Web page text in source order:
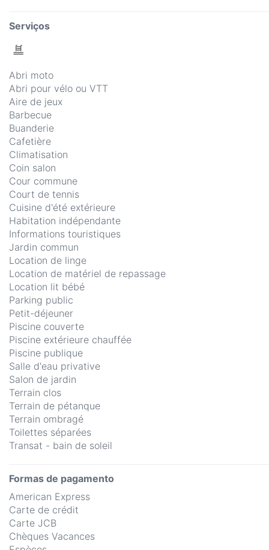
Serviços
Abri moto
Abri pour vélo ou VTT
Aire de jeux
Barbecue
Buanderie
Cafetière
Climatisation
Coin salon
Cour commune
Court de tennis
Cuisine d'été extérieure
Habitation indépendante
Informations touristiques
Jardin commun
Location de linge
Location de matériel de repassage
Location lit bébé
Parking public
Petit-déjeuner
Piscine couverte
Piscine extérieure chauffée
Piscine publique
Salle d'eau privative
Salon de jardin
Terrain clos
Terrain de pétanque
Terrain ombragé
Toilettes séparées
Transat - bain de soleil
Formas de pagamento
American Express
Carte de crédit
Carte JCB
Chèques Vacances